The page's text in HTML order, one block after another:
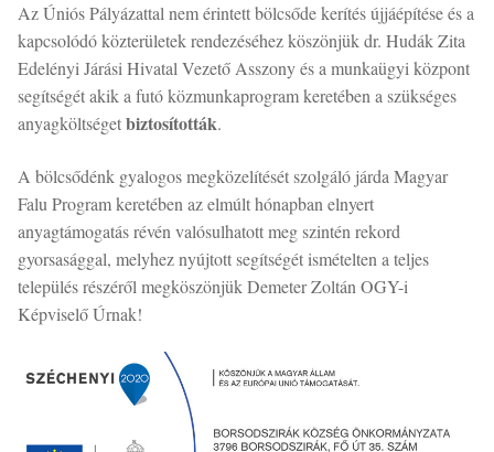
Az Úniós Pályázattal nem érintett bölcsőde kerítés újjáépítése és a
kapcsolódó közterületek rendezéséhez köszönjük dr. Hudák Zita
Edelényi Járási Hivatal Vezető Asszony és a munkaügyi központ
segítségét akik a futó közmunkaprogram keretében a szükséges
anyagköltségetbiztosították.
A bölcsődénk gyalogos megközelítését szolgáló járda Magyar
Falu Program keretében az elmúlt hónapban elnyert
anyagtámogatás révén valósulhatott meg szintén rekord
gyorsasággal, melyhez nyújtott segítségét ismételten a teljes
település részéről megköszönjük Demeter Zoltán OGY-i
Képviselő Úrnak!